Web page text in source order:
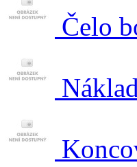
Čelo